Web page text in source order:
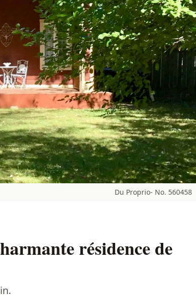
Du Proprio- No. 560458
résidence de